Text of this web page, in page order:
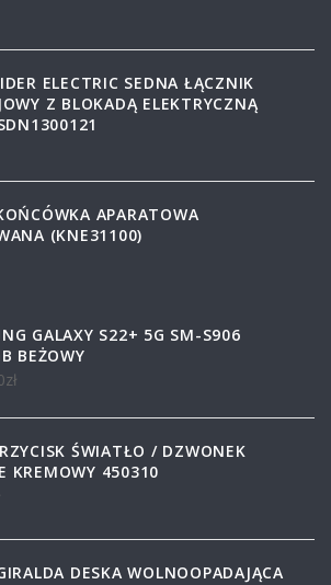
ELECTRIC SEDNA ŁĄCZNIK
Z BLOKADĄ ELEKTRYCZNĄ
APARATOWA
(KNE31100)
GALAXY S22+ 5G SM-S906
BEŻOWY
zł
ŚWIATŁO / DZWONEK
KREMOWY 450310
DESKA WOLNOOPADAJĄCA